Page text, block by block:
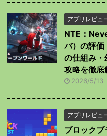
アプリレビュ
NTE：
バ）の評価
の仕組み・
攻略を徹底
2026/5/13
アプリレビュ
ブロック